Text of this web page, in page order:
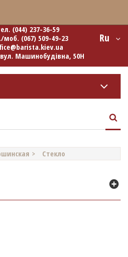
Ru
(044) 237-36-59
моб. (067) 509-49-23
вул. Машинобудівна, 50Н
Стекло